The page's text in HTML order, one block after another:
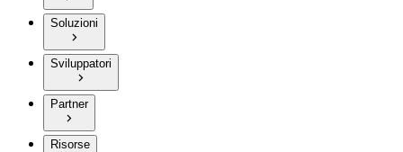
Soluzioni
Sviluppatori
Partner
Risorse